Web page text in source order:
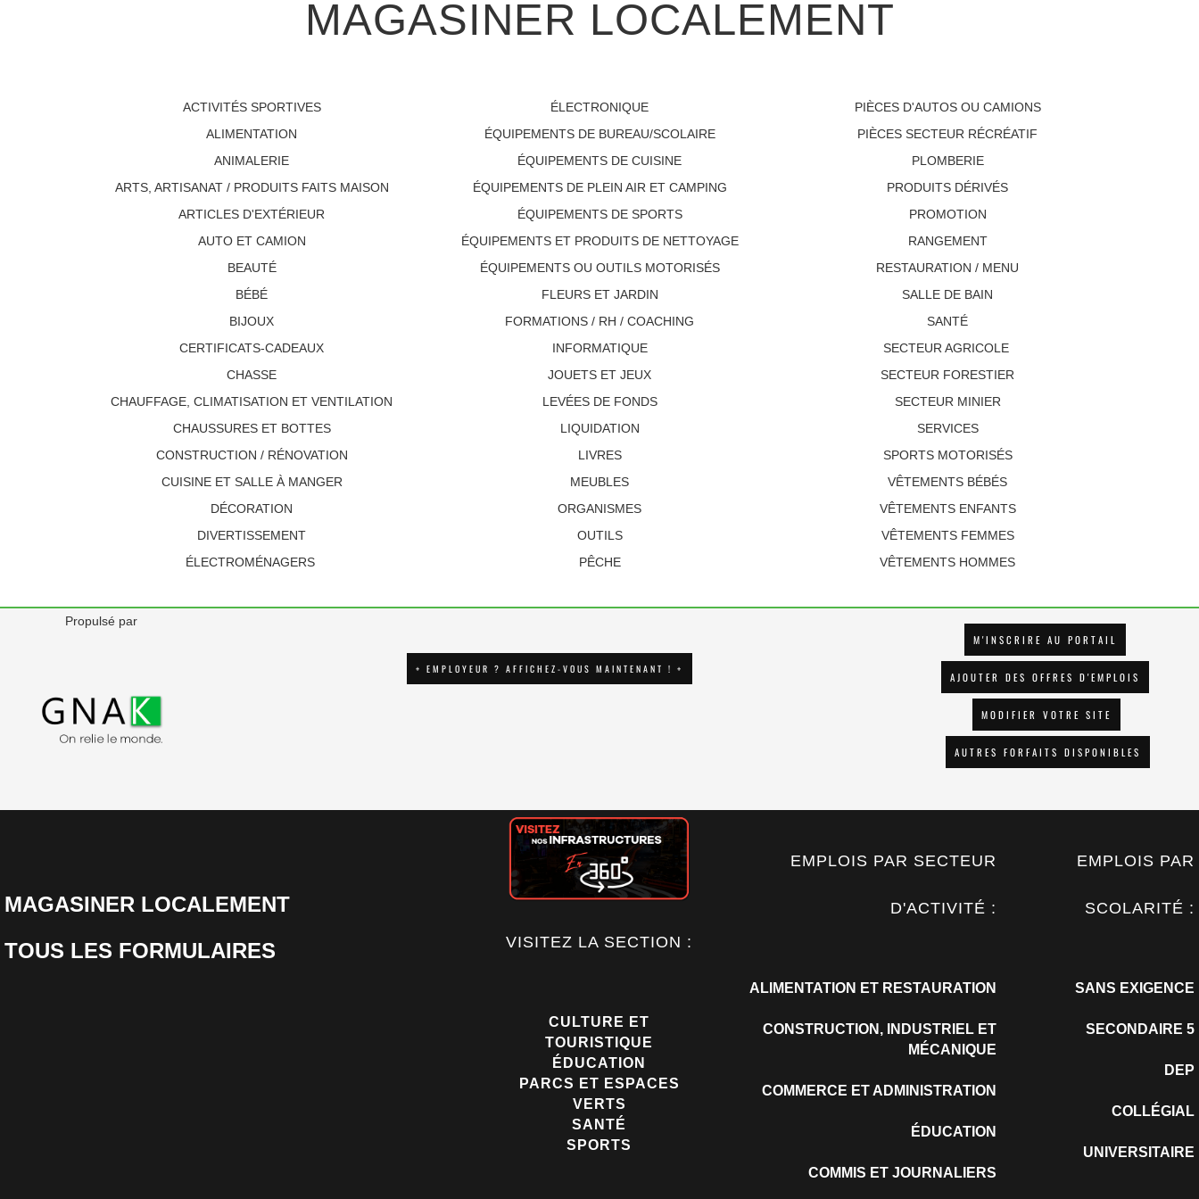
MAGASINER LOCALEMENT
ACTIVITÉS SPORTIVES
ALIMENTATION
ANIMALERIE
ARTS, ARTISANAT / PRODUITS FAITS MAISON
ARTICLES D'EXTÉRIEUR
AUTO ET CAMION
BEAUTÉ
BÉBÉ
BIJOUX
CERTIFICATS-CADEAUX
CHASSE
CHAUFFAGE, CLIMATISATION ET VENTILATION
CHAUSSURES ET BOTTES
CONSTRUCTION / RÉNOVATION
CUISINE ET SALLE À MANGER
DÉCORATION
DIVERTISSEMENT
ÉLECTROMÉNAGERS
ÉLECTRONIQUE
ÉQUIPEMENTS DE BUREAU/SCOLAIRE
ÉQUIPEMENTS DE CUISINE
ÉQUIPEMENTS DE PLEIN AIR ET CAMPING
ÉQUIPEMENTS DE SPORTS
ÉQUIPEMENTS ET PRODUITS DE NETTOYAGE
ÉQUIPEMENTS OU OUTILS MOTORISÉS
FLEURS ET JARDIN
FORMATIONS / RH / COACHING
INFORMATIQUE
JOUETS ET JEUX
LEVÉES DE FONDS
LIQUIDATION
LIVRES
MEUBLES
ORGANISMES
OUTILS
PÊCHE
PIÈCES D'AUTOS OU CAMIONS
PIÈCES SECTEUR RÉCRÉATIF
PLOMBERIE
PRODUITS DÉRIVÉS
PROMOTION
RANGEMENT
RESTAURATION / MENU
SALLE DE BAIN
SANTÉ
SECTEUR AGRICOLE
SECTEUR FORESTIER
SECTEUR MINIER
SERVICES
SPORTS MOTORISÉS
VÊTEMENTS BÉBÉS
VÊTEMENTS ENFANTS
VÊTEMENTS FEMMES
VÊTEMENTS HOMMES
Propulsé par
+ EMPLOYEUR ? AFFICHEZ-VOUS MAINTENANT ! +
M'INSCRIRE AU PORTAIL
AJOUTER DES OFFRES D'EMPLOIS
MODIFIER VOTRE SITE
AUTRES FORFAITS DISPONIBLES
MAGASINER LOCALEMENT
TOUS LES FORMULAIRES
VISITEZ LA SECTION :
CULTURE ET
TOURISTIQUE
ÉDUCATION
PARCS ET ESPACES
VERTS
SANTÉ
SPORTS
EMPLOIS PAR SECTEUR
D'ACTIVITÉ :
ALIMENTATION ET RESTAURATION
CONSTRUCTION, INDUSTRIEL ET
MÉCANIQUE
COMMERCE ET ADMINISTRATION
ÉDUCATION
COMMIS ET JOURNALIERS
EMPLOIS PAR
SCOLARITÉ :
SANS EXIGENCE
SECONDAIRE 5
DEP
COLLÉGIAL
UNIVERSITAIRE